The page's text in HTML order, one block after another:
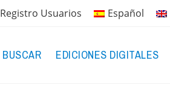
Registro Usuarios Español
BUSCAR EDICIONES DIGITALES